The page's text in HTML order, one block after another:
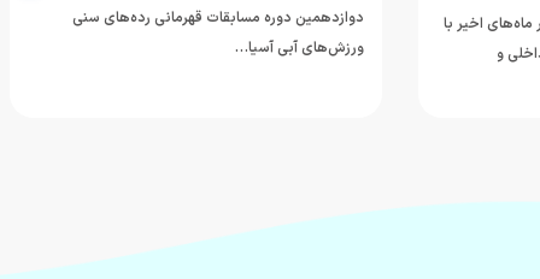
اخیر با
و
دوازدهمین دوره مسابقات قهرمانی رده‌های سنی
ورزش‌های آبی آسیا…